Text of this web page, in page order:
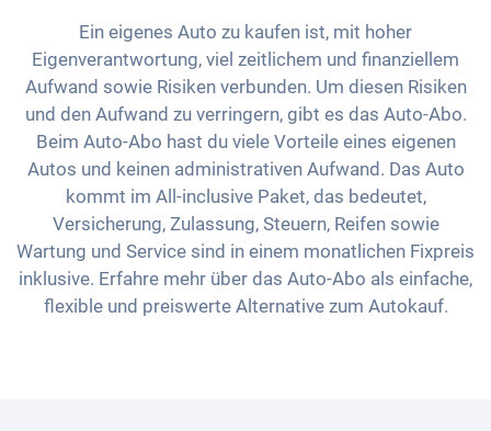
Ein eigenes Auto zu kaufen ist, mit hoher
Eigenverantwortung, viel zeitlichem und finanziellem
Aufwand sowie Risiken verbunden. Um diesen Risiken
und den Aufwand zu verringern, gibt es das Auto-Abo.
Beim Auto-Abo hast du viele Vorteile eines eigenen
Autos und keinen administrativen Aufwand. Das Auto
kommt im All-inclusive Paket, das bedeutet,
Versicherung, Zulassung, Steuern, Reifen sowie
Wartung und Service sind in einem monatlichen Fixpreis
inklusive. Erfahre mehr über das Auto-Abo als einfache,
flexible und preiswerte Alternative zum Autokauf.